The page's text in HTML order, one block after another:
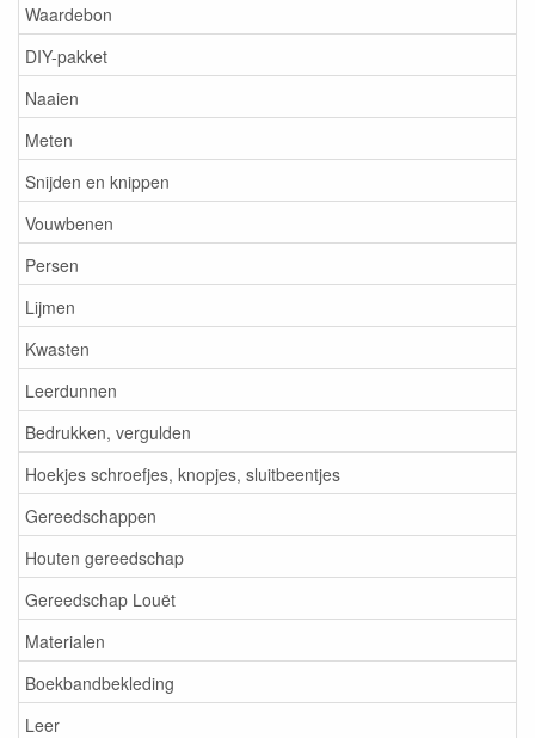
Waardebon
DIY-pakket
Naaien
Meten
Snijden en knippen
Vouwbenen
Persen
Lijmen
Kwasten
Leerdunnen
Bedrukken, vergulden
Hoekjes schroefjes, knopjes, sluitbeentjes
Gereedschappen
Houten gereedschap
Gereedschap Louët
Materialen
Boekbandbekleding
Leer